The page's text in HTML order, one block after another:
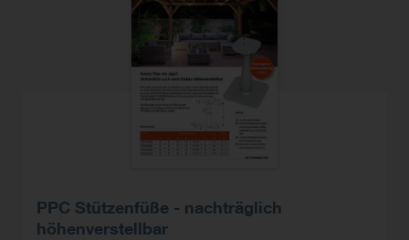
PPC Stützenfüße - nachträglich
höhenverstellbar